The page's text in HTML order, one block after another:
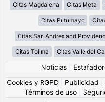
Citas Magdalena Citas Meta
Citas Putumayo
Citas San Andres and
Citas Tolima Citas Valle del
Noticias
Cookies y RGPD
Publicidad
Términos de uso